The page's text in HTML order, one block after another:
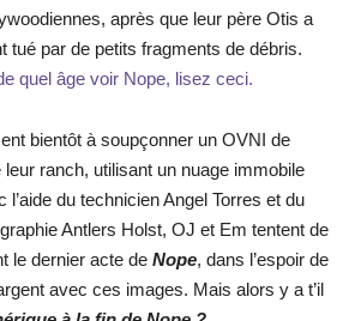
après que leur père Otis a
tué par de petits fragments de débris.
quel âge voir Nope, lisez ceci.
bientôt à soupçonner un OVNI de
ranch, utilisant un nuage immobile
l’aide du technicien Angel Torres et du
Antlers Holst, OJ et Em tentent de
le dernier acte de Nope, dans l’espoir de
avec ces images. Mais alors y a t’il